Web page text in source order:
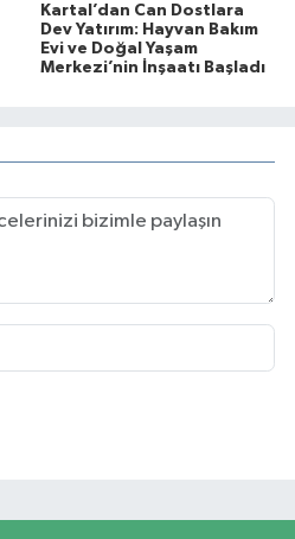
Kartal’dan Can Dostlara
Dev Yatırım: Hayvan Bakım
Evi ve Doğal Yaşam
Merkezi’nin İnşaatı Başladı